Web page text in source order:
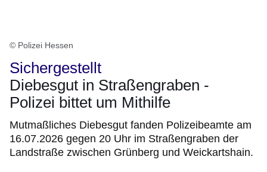
© Polizei Hessen
Sichergestellt
Diebesgut in Straßengraben -
Polizei bittet um Mithilfe
Mutmaßliches Diebesgut fanden Polizeibeamte am
16.07.2026 gegen 20 Uhr im Straßengraben der
Landstraße zwischen Grünberg und Weickartshain.